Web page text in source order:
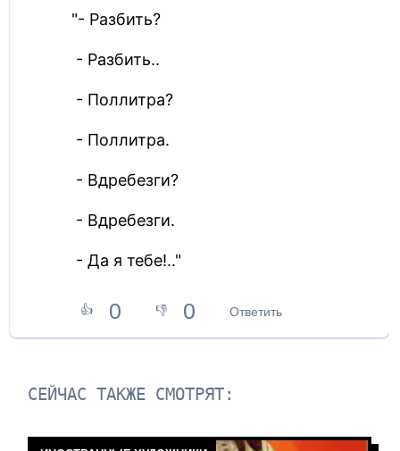
"- Разбить?
- Разбить..
- Поллитра?
- Поллитра.
- Вдребезги?
- Вдребезги.
- Да я тебе!.."
👍 0 👎 0 Ответить
СЕЙЧАС ТАКЖЕ СМОТРЯТ: